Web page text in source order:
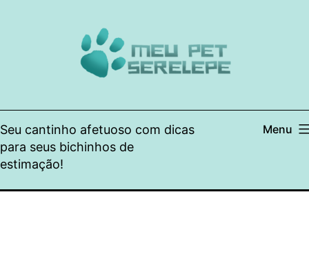
Seu cantinho afetuoso com dicas
para seus bichinhos de
estimação!
Menu